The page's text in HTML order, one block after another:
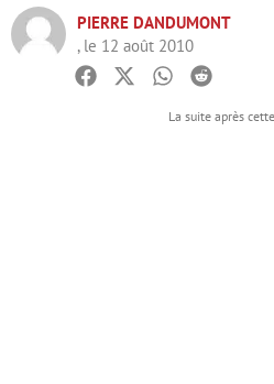
PIERRE DANDUMONT
, le 12 août 2010
Facebook
TwitterWhatsapp
Reddit